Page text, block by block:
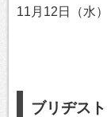
11月12日（水
ブリヂス